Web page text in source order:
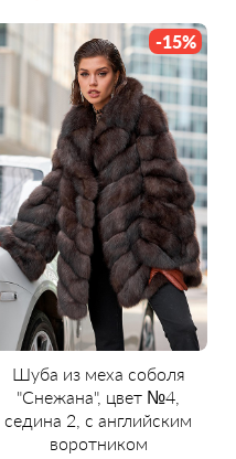
Шуба из меха соболя
"Снежана", цвет №4,
седина 2, с английским
воротником
-15%